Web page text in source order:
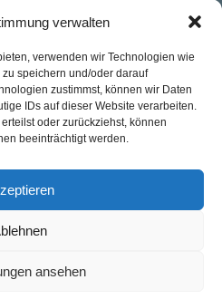
verwalten
verwenden wir Technologien wie
speichern und/oder darauf
zustimmst, können wir Daten
IDs auf dieser Website verarbeiten.
oder zurückziehst, können
beeinträchtigt werden.
ansehen